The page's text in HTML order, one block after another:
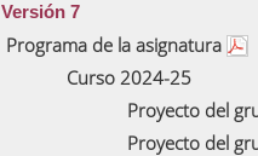
Versión 7
Programa de la asignatura
Curso 2024-25
Proyecto del
Proyecto del